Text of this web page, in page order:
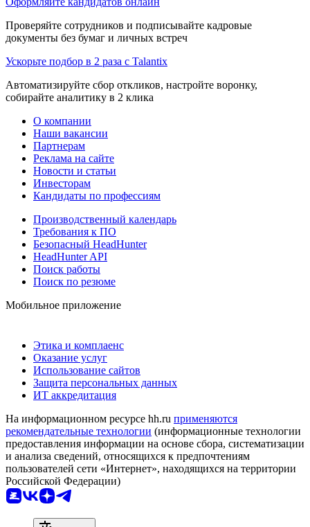
Проверяйте сотрудников и подписывайте кадровые
документы без бумаг и личных встреч
Ускорьте подбор в 2 раза с Talantix
Автоматизируйте сбор откликов, настройте воронку,
собирайте аналитику в 2 клика
О компании
Наши вакансии
Партнерам
Реклама на сайте
Новости и статьи
Инвесторам
Кандидаты по профессиям
Производственный календарь
Требования к ПО
Безопасный HeadHunter
HeadHunter API
Поиск работы
Поиск по резюме
Мобильное приложение
Этика и комплаенс
Оказание услуг
Использование сайтов
Защита персональных данных
ИТ аккредитация
На информационном ресурсе hh.ru применяются
рекомендательные технологии (информационные технологии
предоставления информации на основе сбора, систематизации
и анализа сведений, относящихся к предпочтениям
пользователей сети «Интернет», находящихся на территории
Российской Федерации)